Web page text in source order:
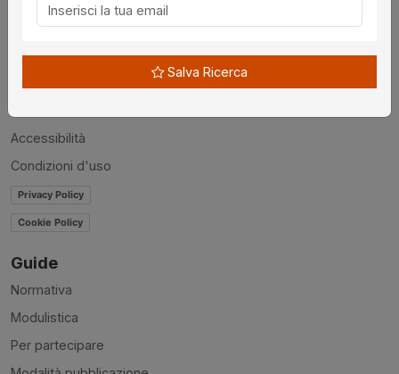
Chi siamo
Disclaimer
Accessibilità
Condizioni d'uso
Privacy Policy
Cookie Policy
Guide
Normativa
Modulistica
Per partecipare
Salva Ricerca